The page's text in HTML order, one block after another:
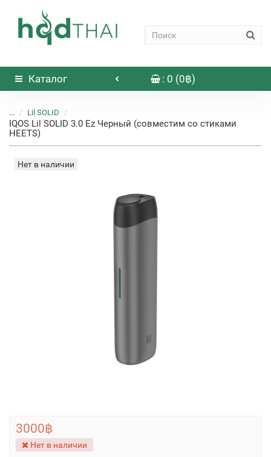
Каталог : 0 (0฿)
... Lil SOLID
IQOS Lil SOLID 3.0 Ez Черный (совместим со стиками
HEETS)
Нет в наличии
3000฿
Нет в наличии